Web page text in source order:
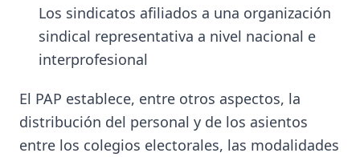
Los sindicatos afiliados a una organización
sindical representativa a nivel nacional e
interprofesional
El PAP establece, entre otros aspectos, la
distribución del personal y de los asientos
entre los colegios electorales, las modalidades